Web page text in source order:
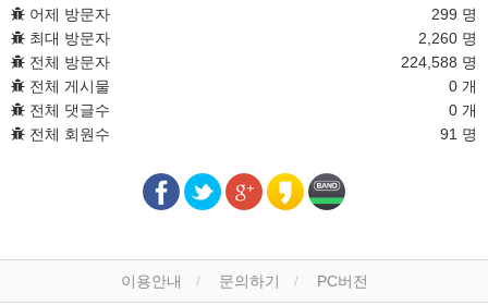
어제 방문자
299 명
최대 방문자
2,260 명
전체 방문자
224,588 명
전체 게시물
0 개
전체 댓글수
0 개
전체 회원수
91 명
이용안내 문의하기 PC버전